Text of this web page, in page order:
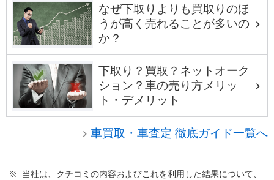
なぜ下取りよりも買取りのほ
うが高く売れることが多いの
か？
下取り？買取？ネットオーク
ション？車の売り方メリッ
ト・デメリット
車買取・車査定 徹底ガイド一覧へ
※ 当社は、クチコミの内容およびこれを利用した結果について、